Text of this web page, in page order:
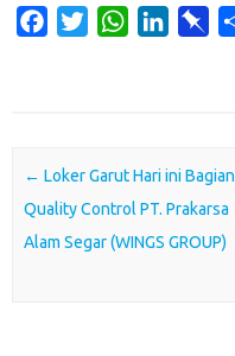
o
o
k
e
r
W
A
p
p
d
I
n
a
r
d
Post navigation
← Loker Garut Hari ini Bagian
Quality Control PT. Prakarsa
Alam Segar (WINGS GROUP)